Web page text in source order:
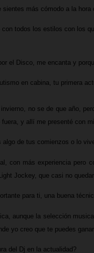
sientes más cómodo a la hora
con todos los estilos con los
el Disco, me encanta y
en cabina, tu primera
invierno, no se de que año,
fuera, y allí me presenté con
algo de tus comienzos o lo
con más experiencia pero
Jockey, que casi no
para ti, una buena
aunque la selección
yo creo que te puedes
del Dj en la actualidad?